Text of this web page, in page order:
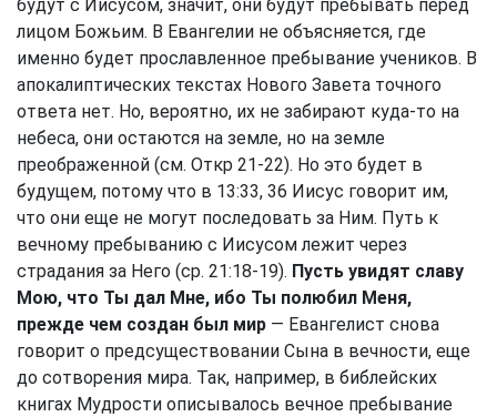
будут с Иисусом, значит, они будут пребывать перед
лицом Божьим. В Евангелии не объясняется, где
именно будет прославленное пребывание учеников. В
апокалиптических текстах Нового Завета точного
ответа нет. Но, вероятно, их не забирают куда-то на
небеса, они остаются на земле, но на земле
преображенной (см. Откр 21-22). Но это будет в
будущем, потому что в 13:33, 36 Иисус говорит им,
что они еще не могут последовать за Ним. Путь к
вечному пребыванию с Иисусом лежит через
страдания за Него (ср. 21:18-19). Пусть увидят славу
Мою, что Ты дал Мне, ибо Ты полюбил Меня,
прежде чем создан был мир — Евангелист снова
говорит о предсуществовании Сына в вечности, еще
до сотворения мира. Так, например, в библейских
книгах Мудрости описывалось вечное пребывание